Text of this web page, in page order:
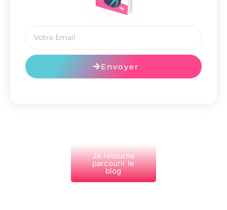
Envoyer
Je retourne
parcourir le
blog